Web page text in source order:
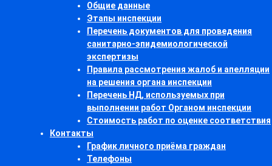
Общие данные
Этапы инспекции
Перечень документов для проведения
санитарно-эпидемиологической
экспертизы
Правила рассмотрения жалоб и апелляции
на решения органа инспекции
Перечень НД, используемых при
выполнении работ Органом инспекции
Стоимость работ по оценке соответствия
Контакты
График личного приёма граждан
Телефоны